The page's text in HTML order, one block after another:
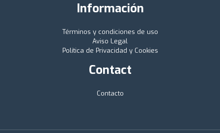
Información
Términos y condiciones de uso
Aviso Legal
Política de Privacidad y Cookies
Contact
Contacto